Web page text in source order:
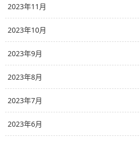
2023年11月
2023年10月
2023年9月
2023年8月
2023年7月
2023年6月